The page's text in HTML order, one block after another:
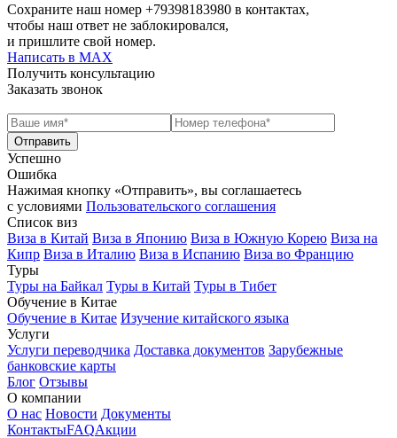
Сохраните наш номер +79398183980 в контактах,
чтобы наш ответ не заблокировался,
и пришлите свой номер.
Написать в МАХ
Получить консультацию
Заказать звонок
Успешно
Ошибка
Нажимая кнопку «Отправить», вы соглашаетесь
с условиями Пользовательского соглашения
Список виз
Виза в Китай Виза в Японию Виза в Южную Корею Виза на
Кипр Виза в Италию Виза в Испанию Виза во Францию
Туры
Туры на Байкал Туры в Китай Туры в Тибет
Обучение в Китае
Обучение в Китае Изучение китайского языка
Услуги
Услуги переводчика Доставка документов Зарубежные
банковские карты
Блог Отзывы
О компании
О нас Новости Документы
КонтактыFAQАкции